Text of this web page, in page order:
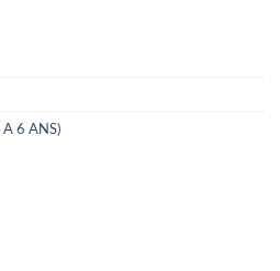
A 6 ANS)